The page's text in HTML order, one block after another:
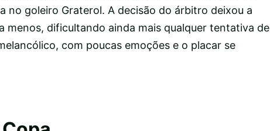
no goleiro Graterol. A decisão do árbitro deixou a
menos, dificultando ainda mais qualquer tentativa de
com poucas emoções e o placar se